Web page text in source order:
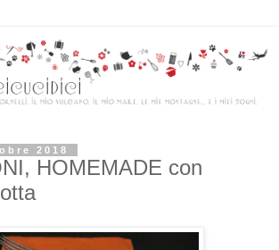
2018
HOMEMADE con